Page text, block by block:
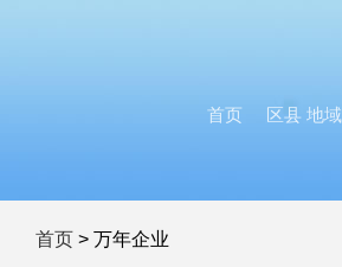
首页 区县 地域
首页 > 万年企业